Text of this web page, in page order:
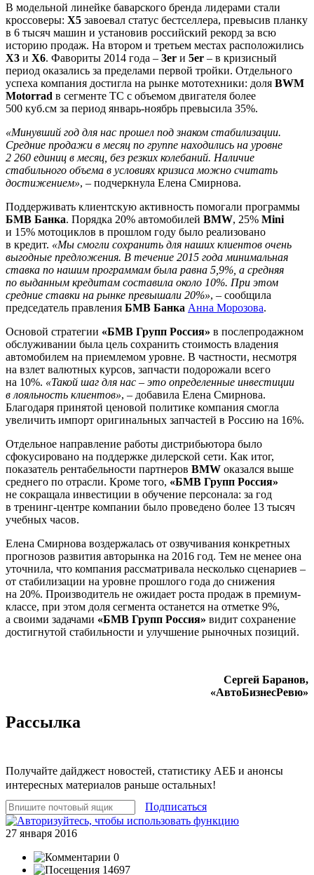
В модельной линейке баварского бренда лидерами стали
кроссоверы: X5 завоевал статус бестселлера, превысив планку
в 6 тысяч машин и установив российский рекорд за всю
историю продаж. На втором и третьем местах расположились
X3 и X6. Фавориты 2014 года – 3er и 5er – в кризисный
период оказались за пределами первой тройки. Отдельного
успеха компания достигла на рынке мототехники: доля BWM
Motorrad в сегменте ТС с объемом двигателя более
500 куб.см за период январь-ноябрь превысила 35%.
«Минувший год для нас прошел под знаком стабилизации.
Средние продажи в месяц по группе находились на уровне
2 260 единиц в месяц, без резких колебаний. Наличие
стабильного объема в условиях кризиса можно считать
достижением», – подчеркнула Елена Смирнова.
Поддерживать клиентскую активность помогали программы
БМВ Банка. Порядка 20% автомобилей BMW, 25% Mini
и 15% мотоциклов в прошлом году было реализовано
в кредит. «Мы смогли сохранить для наших клиентов очень
выгодные предложения. В течение 2015 года минимальная
ставка по нашим программам была равна 5,9%, а средняя
по выданным кредитам составила около 10%. При этом
средние ставки на рынке превышали 20%», – сообщила
председатель правления БМВ Банка Анна Морозова.
Основой стратегии «БМВ Групп Россия» в послепродажном
обслуживании была цель сохранить стоимость владения
автомобилем на приемлемом уровне. В частности, несмотря
на взлет валютных курсов, запчасти подорожали всего
на 10%. «Такой шаг для нас – это определенные инвестиции
в лояльность клиентов», – добавила Елена Смирнова.
Благодаря принятой ценовой политике компания смогла
увеличить импорт оригинальных запчастей в Россию на 16%.
Отдельное направление работы дистрибьютора было
сфокусировано на поддержке дилерской сети. Как итог,
показатель рентабельности партнеров BMW оказался выше
среднего по отрасли. Кроме того, «БМВ Групп Россия»
не сокращала инвестиции в обучение персонала: за год
в тренинг-центре компании было проведено более 13 тысяч
учебных часов.
Елена Смирнова воздержалась от озвучивания конкретных
прогнозов развития авторынка на 2016 год. Тем не менее она
уточнила, что компания рассматривала несколько сценариев –
от стабилизации на уровне прошлого года до снижения
на 20%. Производитель не ожидает роста продаж в премиум-
классе, при этом доля сегмента останется на отметке 9%,
а своими задачами «БМВ Групп Россия» видит сохранение
достигнутой стабильности и улучшение рыночных позиций.
Сергей Баранов,
«АвтоБизнесРевю»
Рассылка
Получайте дайджест новостей, статистику АЕБ и анонсы
интересных материалов раньше остальных!
Подписаться
27 января 2016
0
14697